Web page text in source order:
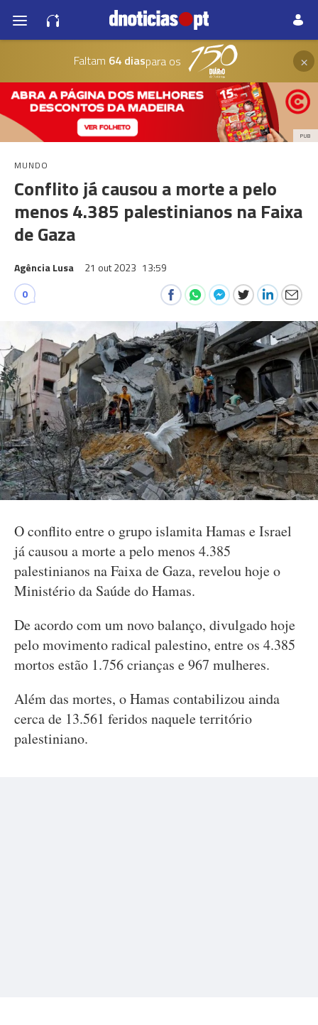
Faltam 64 diaspara os ×
PUB
MUNDO
Conflito já causou a morte a pelo
menos 4.385 palestinianos na Faixa
de Gaza
Agência Lusa 21 out 2023 13:59
0
O conflito entre o grupo islamita Hamas e Israel
já causou a morte a pelo menos 4.385
palestinianos na Faixa de Gaza, revelou hoje o
Ministério da Saúde do Hamas.
De acordo com um novo balanço, divulgado hoje
pelo movimento radical palestino, entre os 4.385
mortos estão 1.756 crianças e 967 mulheres.
Além das mortes, o Hamas contabilizou ainda
cerca de 13.561 feridos naquele território
palestiniano.